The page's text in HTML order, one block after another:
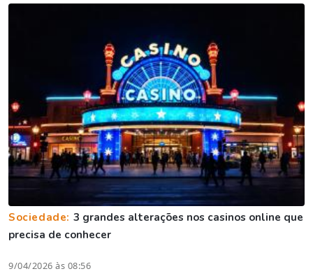
Sociedade: 3 grandes alterações nos casinos online que
precisa de conhecer
9/04/2026 às 08:56